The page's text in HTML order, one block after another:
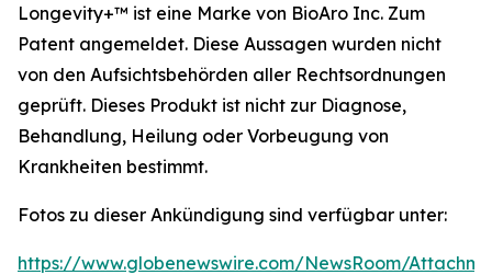
Longevity+™ ist eine Marke von BioAro Inc. Zum
Patent angemeldet. Diese Aussagen wurden nicht
von den Aufsichtsbehörden aller Rechtsordnungen
geprüft. Dieses Produkt ist nicht zur Diagnose,
Behandlung, Heilung oder Vorbeugung von
Krankheiten bestimmt.
Fotos zu dieser Ankündigung sind verfügbar unter:
https://www.globenewswire.com/NewsRoom/